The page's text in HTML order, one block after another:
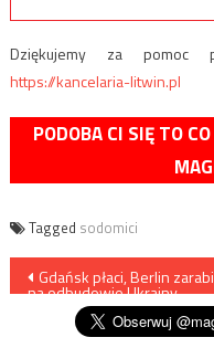
Dziękujemy za pomoc
https://kancelaria-litwin.pl
PODOBA CI SIĘ TO
Tagged sodomici
Nawigacja
wpisu
Gdańsk płaci, Berlin
na odbudowie Ukrainy